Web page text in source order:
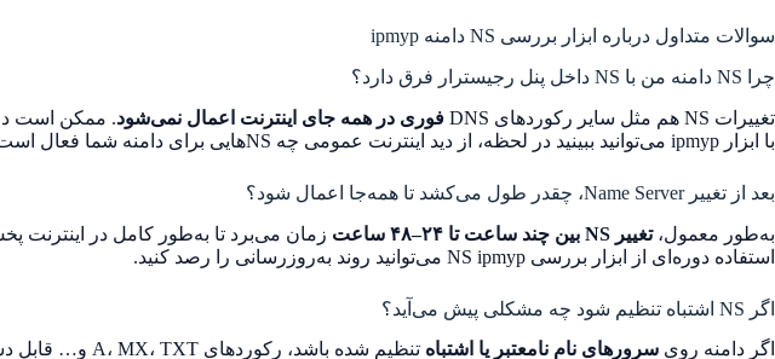
سوالات متداول درباره ابزار بررسی NS دامنه ipmyp
چرا NS دامنه من با NS داخل پنل رجیسترار فرق دارد؟
تغییرات NS هم مثل سایر رکوردهای DNS
فوری در همه جای اینترنت اعمال نمی‌شود
با ابزار ipmyp می‌توانید ببینید در لحظه، از دید اینترنت عمومی چه NSهایی برای دامنه شما فعال است.
بعد از تغییر Name Server، چقدر طول می‌کشد تا همه‌جا اعمال شود؟
به‌طور معمول،تغییر NS بین چند ساعت تا ۲۴–۴۸ ساعت
زمان می‌برد تا به‌طور کامل در
استفاده دوره‌ای از ابزار بررسی NS ipmyp می‌توانید روند به‌روزرسانی را رصد کنید.
اگر NS اشتباه تنظیم شود چه مشکلی پیش می‌آید؟
اگر دامنه روی سرورهای نام نامعتبر یا اشتباه تنظیم شده باشد، رکوردهای A، MX، TXT و… قابل دسترسی نخواهند بود و عملاً